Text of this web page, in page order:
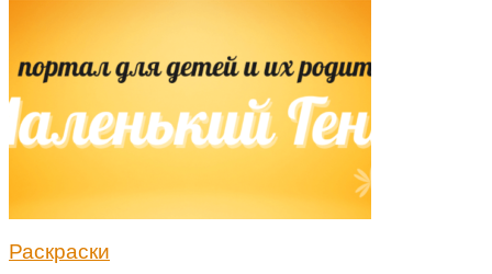
Раскраски